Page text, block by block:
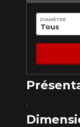
.
DIAMÈTRE